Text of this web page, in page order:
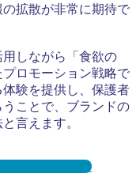
拡散が非常に期待で
しながら「食欲の
ロモーション戦略で
験を提供し、保護者
ことで、ブランドの
言えます。
と事例を紹介